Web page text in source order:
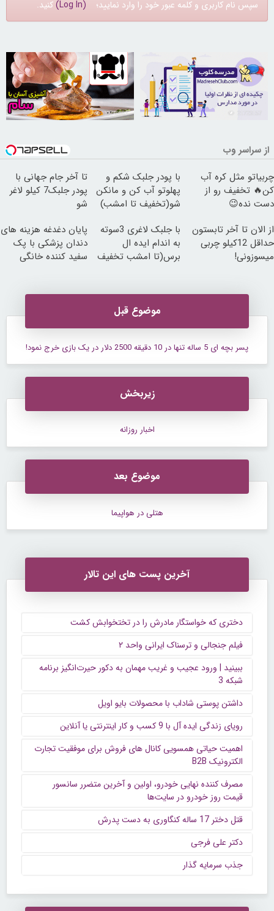
سپس نام کاربری و کلمه عبور خود را وارد نمایید؛ (Log In) کنید.
30249862
از سراسر وب
چربیاتو مثل کره آب
کن🔥 تخفیف رو از
دست نده😉
با پودر جلبک شکم و
پهلوتو آب کن و مانکن
شو(تخفیف تا امشب)
تا آخر جام جهانی با
پودر جلبک7 کیلو لاغر
شو
از الان تا آخر تابستون
حداقل 12کیلو چربی
میسوزونی!
با جلبک لاغری 3سوته
به اندام ایده ال
برس(تا امشب تخفیف
پایان دغدغه هزینه های
دندان پزشکی با پک
سفید کننده خانگی
موضوع قبل
پسر بچه ای 5 ساله تنها در 10 دقیقه 2500 دلار در یک بازی خرج نمود!
زیربخش
اخبار روزانه
موضوع بعد
هتلی در هواپیما
آخرین پست های این تالار
دختری که خواستگار مادرش را در تختخوابش کشت
فیلم جنجالی و ترسناک ایرانی واحد ۲
ببینید | ورود عجیب و غریب مهمان به دکور حیرت‌انگیز برنامه
شبکه 3
داشتن پوستی شاداب با محصولات بایو اویل
رویای زندگی ایده آل با 9 کسب و کار اینترنتی یا آنلاین
اهمیت حیاتی همسویی کانال های فروش برای موفقیت تجارت
الکترونیک B2B
مصرف کننده نهایی خودرو، اولین و آخرین متضرر سانسور
قیمت روز خودرو در سایت‌ها
قتل دختر 17 ساله کنگاوری به دست پدرش
دکتر علی فرجی
جذب سرمایه گذار